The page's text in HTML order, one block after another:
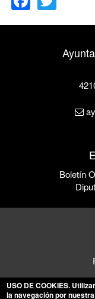
Boletín
USO DE COOKIES.
la navegación por